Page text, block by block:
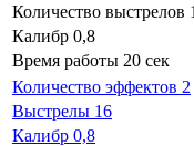
Количество выстрелов
Калибр 0,8
Время работы 20 сек
Количество эффектов 2
Выстрелы 16
Калибр 0,8